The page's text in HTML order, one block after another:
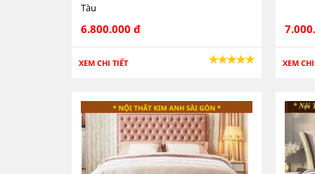
Tàu
6.800.000 đ
XEM CHI TIẾT XEM